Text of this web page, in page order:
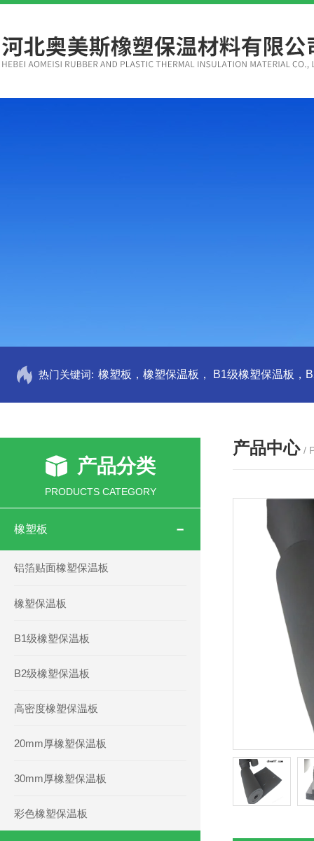
热门关键词:
产品分类
PRODUCTS CATEGORY
橡塑板
铝箔贴面橡塑保温板
橡塑保温板
B1级橡塑保温板
B2级橡塑保温板
高密度橡塑保温板
20mm厚橡塑保温板
30mm厚橡塑保温板
彩色橡塑保温板
产品中心 /